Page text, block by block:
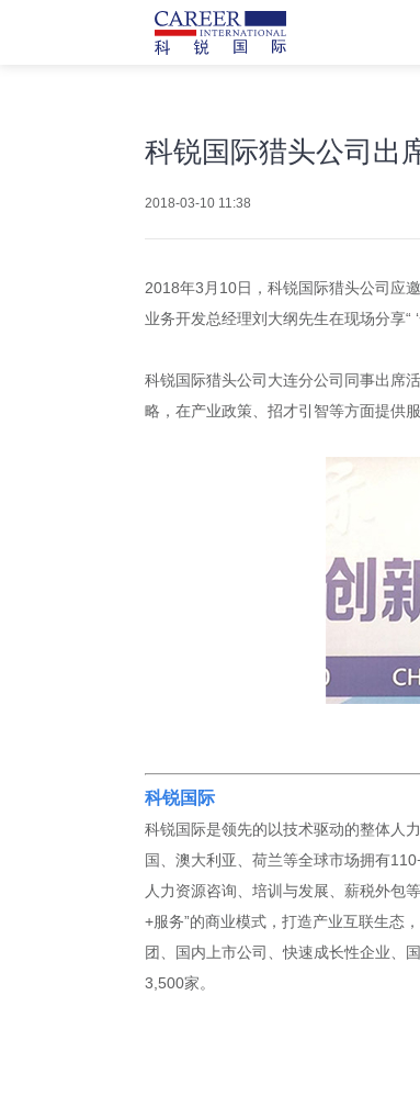
科锐国际猎头公司出
2018-03-10 11:38
2018年3月10日，科锐国际猎头公司应
业务开发总经理刘大纲先生在现场分享“
科锐国际猎头公司 大连分公司同事出席
略，在产业政策、招才引智等方面提供
科锐国际
科锐国际是领先的以技术驱动的整体人
国、澳大利亚、荷兰等全球市场拥有
人力资源咨询、培训与发展、薪税外包
+服务”的商业模式，打造产业互联生态
团、国内上市公司、快速成长性企业、
3,500家。